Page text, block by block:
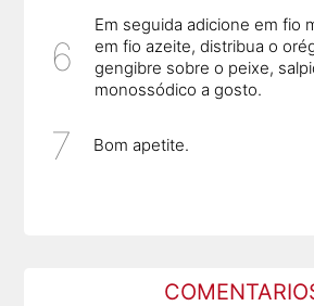
Em seguida adicione em fio
em fio azeite, distribua o
gengibre sobre o peixe,
monossódico a gosto.
Bom apetite.